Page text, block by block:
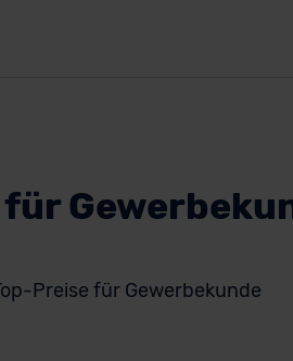
Preise für Gewerbekunde